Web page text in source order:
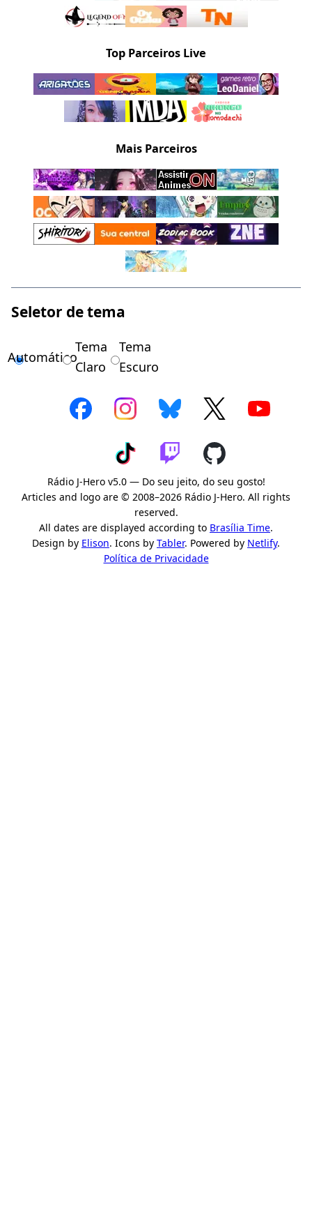
Top Parceiros Live
Mais Parceiros
Seletor de tema
Automático
Tema
Claro
Tema
Escuro
Rádio J-Hero v5.0 — Do seu jeito, do seu gosto!
Articles and logo are © 2008–2026 Rádio J-Hero. All rights
reserved.
All dates are displayed according to Brasília Time.
Design by Elison. Icons by Tabler. Powered by Netlify.
Política de Privacidade